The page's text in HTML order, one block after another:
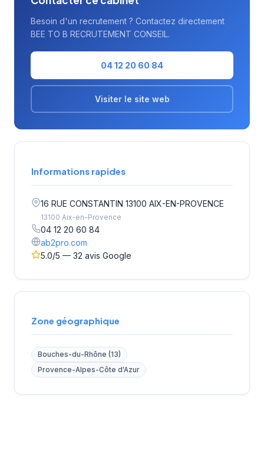
Besoin d'un recrutement ? Contactez directement
BEE TO B RECRUTEMENT CONSEIL.
04 12 20 60 84
Visiter le site web
Informations rapides
16 RUE CONSTANTIN 13100 AIX-EN-PROVENCE
13100 Aix-en-Provence
04 12 20 60 84
ab2pro.com
5.0/5 — 32 avis Google
Zone géographique
Bouches-du-Rhône (13)
Provence-Alpes-Côte d'Azur